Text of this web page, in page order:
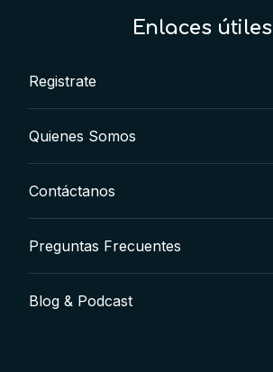
Enlaces útiles
Registrate
Quienes Somos
Contáctanos
Preguntas Frecuentes
Blog & Podcast